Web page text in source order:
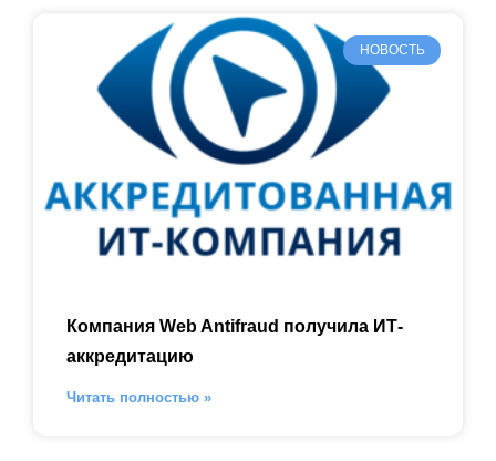
НОВОСТЬ
Компания Web Antifraud получила ИТ-
аккредитацию
Читать полностью »